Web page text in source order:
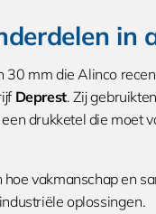
in
30 mm die Alinco
Deprest. Zij
drukketel die moet
hoe vakmanschap en
oplossingen.